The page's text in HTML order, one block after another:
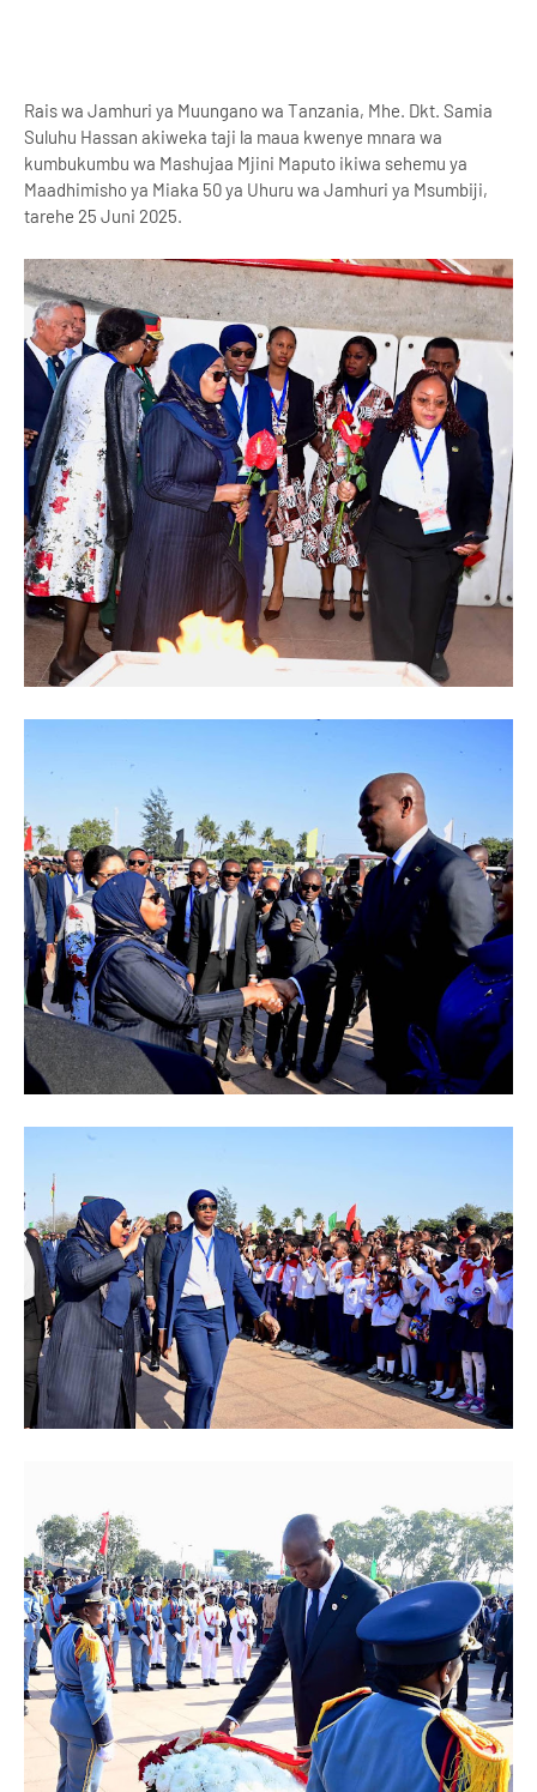
Rais wa Jamhuri ya Muungano wa Tanzania, Mhe. Dkt. Samia
Suluhu Hassan akiweka taji la maua kwenye mnara wa
kumbukumbu wa Mashujaa Mjini Maputo ikiwa sehemu ya
Maadhimisho ya Miaka 50 ya Uhuru wa Jamhuri ya Msumbiji,
tarehe 25 Juni 2025.